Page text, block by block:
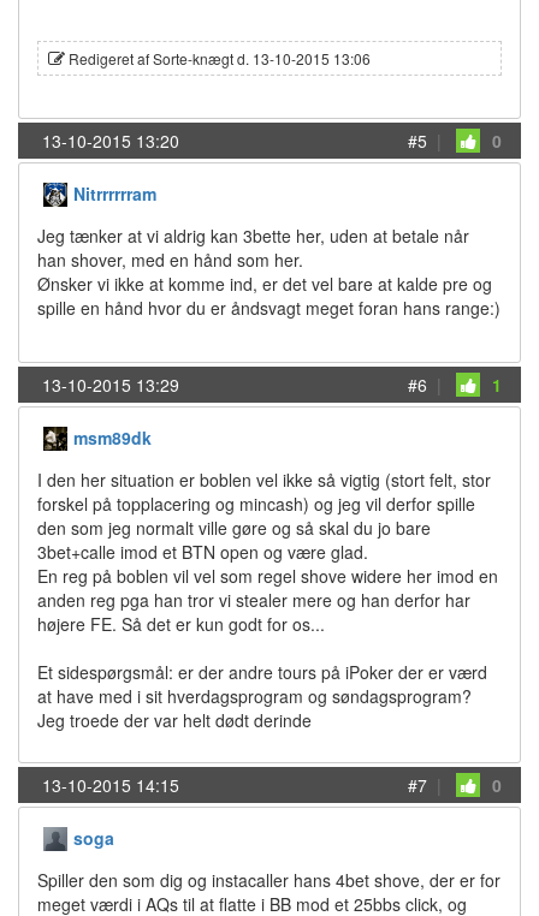
Redigeret af Sorte-knægt d. 13-10-2015 13:06
13-10-2015 13:20 #5 | 0
Nitrrrrrram
Jeg tænker at vi aldrig kan 3bette her, uden at betale når
han shover, med en hånd som her.
Ønsker vi ikke at komme ind, er det vel bare at kalde pre og
spille en hånd hvor du er åndsvagt meget foran hans range:)
13-10-2015 13:29 #6 | 1
msm89dk
I den her situation er boblen vel ikke så vigtig (stort felt, stor
forskel på topplacering og mincash) og jeg vil derfor spille
den som jeg normalt ville gøre og så skal du jo bare
3bet+calle imod et BTN open og være glad.
En reg på boblen vil vel som regel shove widere her imod en
anden reg pga han tror vi stealer mere og han derfor har
højere FE. Så det er kun godt for os...
Et sidespørgsmål: er der andre tours på iPoker der er værd
at have med i sit hverdagsprogram og søndagsprogram?
Jeg troede der var helt dødt derinde
13-10-2015 14:15 #7 | 0
soga
Spiller den som dig og instacaller hans 4bet shove, der er for
meget værdi i AQs til at flatte i BB mod et 25bbs click, og